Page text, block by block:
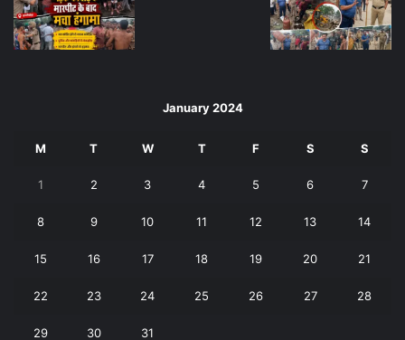
January 2024
M T W T F S S
1 2 3 4 5 6 7
8 9 10 11 12 13 14
15 16 17 18 19 20 21
22 23 24 25 26 27 28
29 30 31